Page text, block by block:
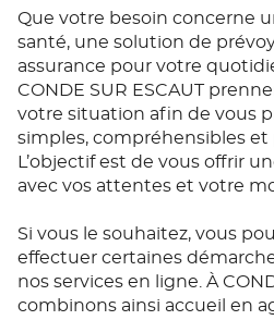
Que votre besoin concerne
santé, une solution de
assurance pour votre
CONDE SUR ESCAUT
votre situation afin de vous
simples, compréhensibles et
L’objectif est de vous offrir
avec vos attentes et votre
Si vous le souhaitez, vous
effectuer certaines
nos services en ligne. À
combinons ainsi accueil en